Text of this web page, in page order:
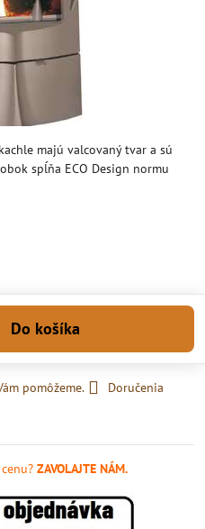
majú valcovaný tvar a sú
spĺňa ECO Design normu
Do košíka
pomôžeme.
Doručenia
ZAVOLAJTE NÁM.